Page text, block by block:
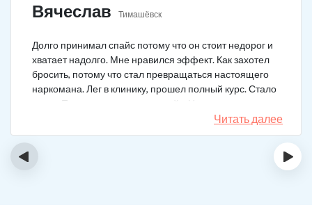
Вячеслав Тимашёвск
Долго принимал спайс потому что он стоит недорог и
хватает надолго. Мне нравился эффект. Как захотел
бросить, потому что стал превращаться настоящего
наркомана. Лег в клинику, прошел полный курс. Стало
легче. Перестало тянуть на спайс. Начал жить заново.
Читать далее
‹ ›